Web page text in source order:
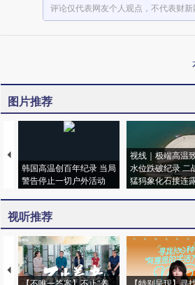
评论仅代表网友个人观点，不代表财新
图片推荐
韩国高温创百年纪录 当局
警告停止一切户外活动
视线｜极端高温
水位跌破纪录 二
猛犸象化石接连
视听推荐